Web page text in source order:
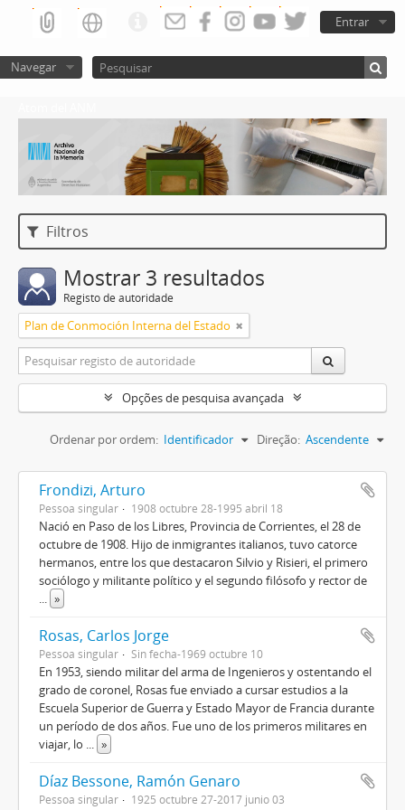
Entrar
Navegar
Filtros
Mostrar 3 resultados
Registo de autoridade
Plan de Conmoción Interna del Estado
Opções de pesquisa avançada
Ordenar por ordem: Identificador Direção: Ascendente
Frondizi, Arturo
Pessoa singular 1908 octubre 28-1995 abril 18
Nació en Paso de los Libres, Provincia de Corrientes, el 28 de
octubre de 1908. Hijo de inmigrantes italianos, tuvo catorce
hermanos, entre los que destacaron Silvio y Risieri, el primero
sociólogo y militante político y el segundo filósofo y rector de
... »
Rosas, Carlos Jorge
Pessoa singular Sin fecha-1969 octubre 10
En 1953, siendo militar del arma de Ingenieros y ostentando el
grado de coronel, Rosas fue enviado a cursar estudios a la
Escuela Superior de Guerra y Estado Mayor de Francia durante
un período de dos años. Fue uno de los primeros militares en
viajar, lo ... »
Díaz Bessone, Ramón Genaro
Pessoa singular 1925 octubre 27-2017 junio 03